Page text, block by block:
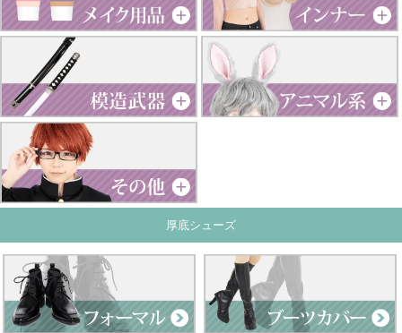
厚底シューズ